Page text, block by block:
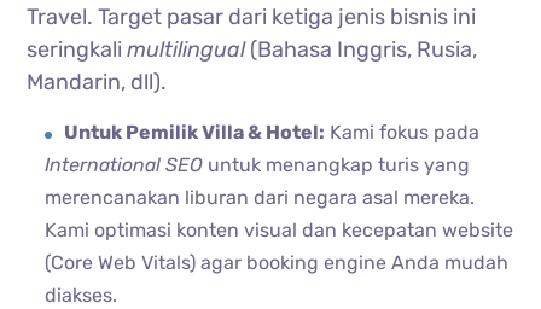
Travel. Target pasar dari ketiga jenis bisnis ini
seringkalimultilingual(Bahasa Inggris, Rusia,
Mandarin, dll).
Untuk Pemilik Villa & Hotel: Kami fokus pada
International SEO untuk menangkap turis yang
merencanakan liburan dari negara asal mereka.
Kami optimasi konten visual dan kecepatan website
(Core Web Vitals) agar booking engine Anda mudah
diakses.